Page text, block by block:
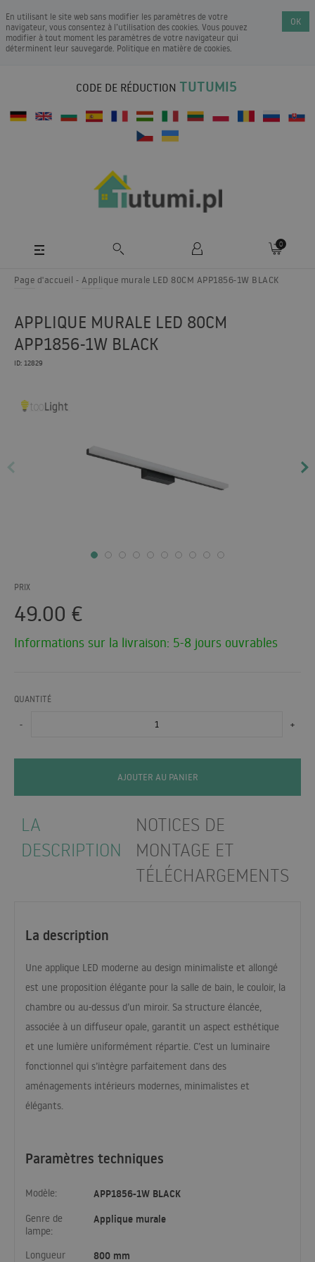
En utilisant le site web sans modifier les paramètres de votre
navigateur, vous consentez à l’utilisation des cookies. Vous pouvez
modifier à tout moment les paramètres de votre navigateur qui
déterminent leur sauvegarde. Politique en matière de cookies.
OK
CODE DE RÉDUCTION TUTUMI5
0
Page d'accueil Applique murale LED 80CM APP1856-1W BLACK
APPLIQUE MURALE LED 80CM
APP1856-1W BLACK
ID: 12829
PRIX
49.00 €
Informations sur la livraison: 5-8 jours ouvrables
QUANTITÉ
- +
AJOUTER AU PANIER
LA
DESCRIPTION
NOTICES DE
MONTAGE ET
TÉLÉCHARGEMENTS
Paramètres techniques
Modèle: APP1856-1W BLACK
Genre de
lampe:
Applique murale
Longueur
800 mm
La description
Une applique LED moderne au design minimaliste et allongé
est une proposition élégante pour la salle de bain, le couloir, la
chambre ou au-dessus d’un miroir. Sa structure élancée,
associée à un diffuseur opale, garantit un aspect esthétique
et une lumière uniformément répartie. C’est un luminaire
fonctionnel qui s’intègre parfaitement dans des
aménagements intérieurs modernes, minimalistes et
élégants.